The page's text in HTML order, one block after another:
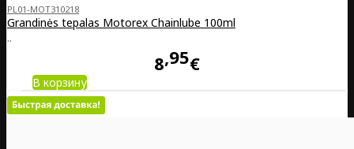
PL01-MOT310218
Grandinės tepalas Motorex Chainlube 100ml
..
8 95€
В корзину